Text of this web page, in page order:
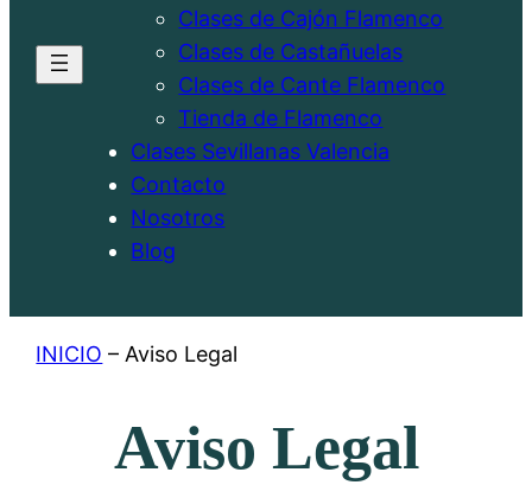
Clases de Cajón Flamenco
Clases de Castañuelas
Clases de Cante Flamenco
Tienda de Flamenco
Clases Sevillanas Valencia
Contacto
Nosotros
Blog
INICIO – Aviso Legal
Aviso Legal